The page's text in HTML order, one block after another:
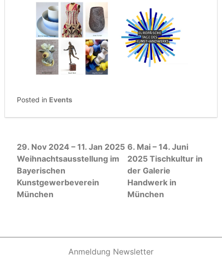
Posted in Events
Beitragsnavigation
29. Nov 2024 – 11. Jan 2025
Weihnachtsausstellung im
Bayerischen
Kunstgewerbeverein
München
6. Mai – 14. Juni
2025 Tischkultur in
der Galerie
Handwerk in
München
Anmeldung Newsletter